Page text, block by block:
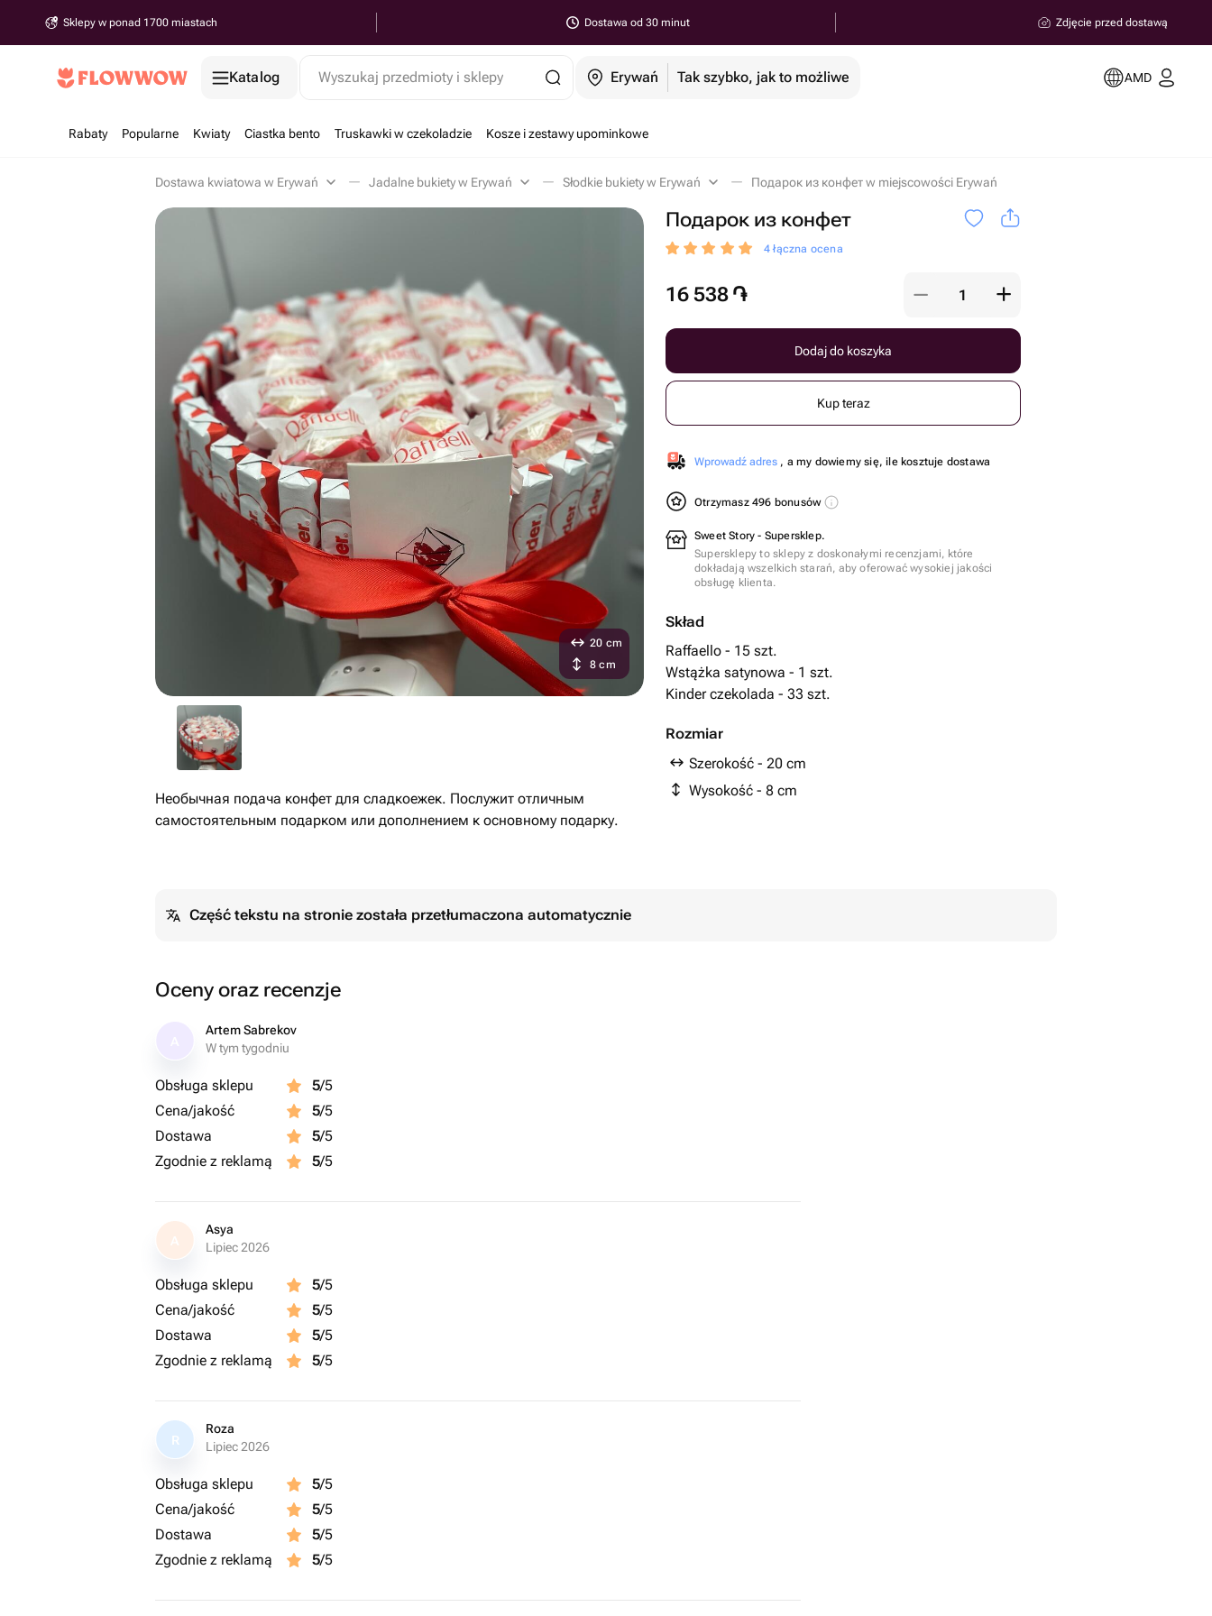
Sklepy w ponad 1700 miastach Dostawa od 30 minut Zdjęcie przed dostawą
Katalog Wyszukaj przedmioty i sklepy Erywań Tak szybko, jak to możliwe AMD
Rabaty Popularne Kwiaty Ciastka bento Truskawki w czekoladzie Kosze i zestawy upominkowe
Dostawa kwiatowa w Erywań Jadalne bukiety w Erywań Słodkie bukiety w Erywań Подарок из конфет w miejscowości Erywań
Подарок из конфет
4 łączna ocena
16 538 ֏
Dodaj do koszyka
Kup teraz
Wprowadź adres , a my dowiemy się, ile kosztuje dostawa
Otrzymasz 496 bonusów
Sweet Story - Supersklep.
Supersklepy to sklepy z doskonałymi recenzjami, które
dokładają wszelkich starań, aby oferować wysokiej jakości
obsługę klienta.
Skład
Raffaello - 15 szt.
Wstążka satynowa - 1 szt.
Kinder czekolada - 33 szt.
Rozmiar
Szerokość - 20 cm
Wysokość - 8 cm
20 cm
8 cm
Необычная подача конфет для сладкоежек. Послужит отличным
самостоятельным подарком или дополнением к основному подарку.
Część tekstu na stronie została przetłumaczona automatycznie
Oceny oraz recenzje
Artem Sabrekov
W tym tygodniu
Obsługa sklepu 5/5
Cena/jakość
5/5
Dostawa
5/5
Zgodnie z reklamą
5/5
A
Asya
Lipiec 2026
Obsługa sklepu 5/5
Cena/jakość
5/5
Dostawa
5/5
Zgodnie z reklamą
5/5
R
Roza
Lipiec 2026
Obsługa sklepu 5/5
Cena/jakość
5/5
Dostawa
5/5
Zgodnie z reklamą
5/5